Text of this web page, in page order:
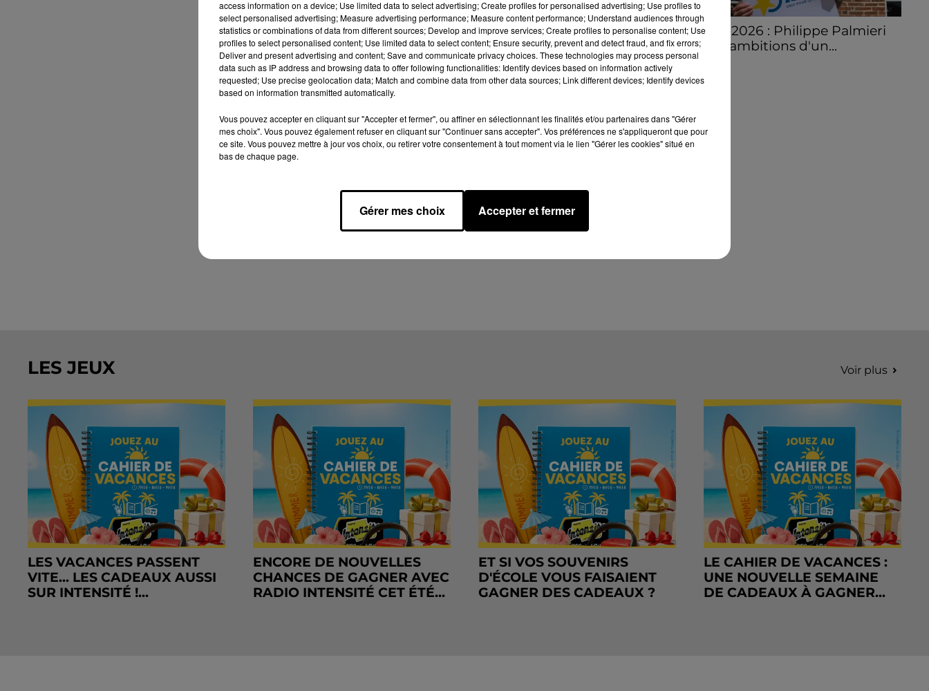
Stars'Terre 2026 : Philippe Palmieri
dévoile les ambitions d'un...
À quelques semaines de la première
édition de Stars'Terre, organisée du 18 au 20
LES JEUX Voir plus
LES VACANCES PASSENT
VITE... LES CADEAUX AUSSI
SUR INTENSITÉ !...
ENCORE DE NOUVELLES
CHANCES DE GAGNER AVEC
RADIO INTENSITÉ CET ÉTÉ...
ET SI VOS SOUVENIRS
D'ÉCOLE VOUS FAISAIENT
GAGNER DES CADEAUX ?
LE CAHIER DE VACANCES :
UNE NOUVELLE SEMAINE
DE CADEAUX À GAGNER...
access information on a device; Use limited data to select advertising; Create profiles for personalised advertising; Use profiles to
select personalised advertising; Measure advertising performance; Measure content performance; Understand audiences through
statistics or combinations of data from different sources; Develop and improve services; Create profiles to personalise content; Use
profiles to select personalised content; Use limited data to select content; Ensure security, prevent and detect fraud, and fix errors;
Deliver and present advertising and content; Save and communicate privacy choices. These technologies may process personal
data such as IP address and browsing data to offer following functionalities: Identify devices based on information actively
requested; Use precise geolocation data; Match and combine data from other data sources; Link different devices; Identify devices
based on information transmitted automatically.
Vous pouvez accepter en cliquant sur "Accepter et fermer", ou affiner en sélectionnant les finalités et/ou partenaires dans "Gérer
mes choix". Vous pouvez également refuser en cliquant sur "Continuer sans accepter". Vos préférences ne s'appliqueront que pour
ce site. Vous pouvez mettre à jour vos choix, ou retirer votre consentement à tout moment via le lien "Gérer les cookies" situé en
bas de chaque page.
Gérer mes choix Accepter et fermer